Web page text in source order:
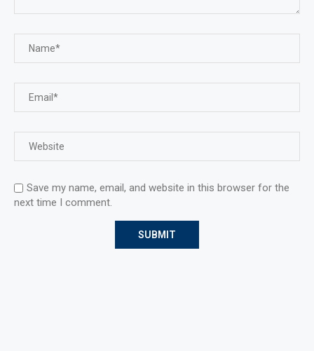
Save my name, email, and website in this browser for the
next time I comment.